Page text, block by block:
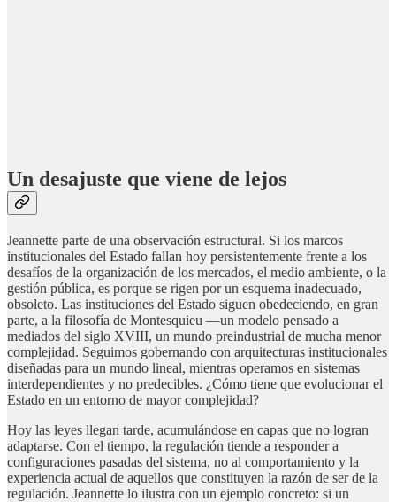
Un desajuste que viene de lejos
Jeannette parte de una observación estructural. Si los marcos
institucionales del Estado fallan hoy persistentemente frente a los
desafíos de la organización de los mercados, el medio ambiente, o la
gestión pública, es porque se rigen por un esquema inadecuado,
obsoleto. Las instituciones del Estado siguen obedeciendo, en gran
parte, a la filosofía de Montesquieu —un modelo pensado a
mediados del siglo XVIII, un mundo preindustrial de mucha menor
complejidad. Seguimos gobernando con arquitecturas institucionales
diseñadas para un mundo lineal, mientras operamos en sistemas
interdependientes y no predecibles. ¿Cómo tiene que evolucionar el
Estado en un entorno de mayor complejidad?
Hoy las leyes llegan tarde, acumulándose en capas que no logran
adaptarse. Con el tiempo, la regulación tiende a responder a
configuraciones pasadas del sistema, no al comportamiento y la
experiencia actual de aquellos que constituyen la razón de ser de la
regulación. Jeannette lo ilustra con un ejemplo concreto: si un